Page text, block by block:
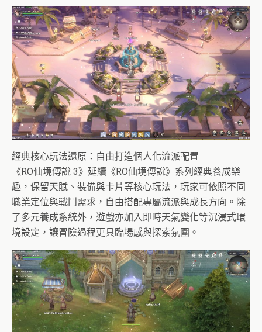
經典核心玩法還原：自由打造個人化流派配置
《RO仙境傳說 3》延續《RO仙境傳說》系列經典養成樂
趣，保留天賦、裝備與卡片等核心玩法，玩家可依照不同
職業定位與戰鬥需求，自由搭配專屬流派與成長方向。除
了多元養成系統外，遊戲亦加入即時天氣變化等沉浸式環
境設定，讓冒險過程更具臨場感與探索氛圍。